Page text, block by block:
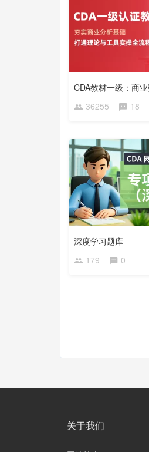
36255
18
深度学习题库
179
0
关于我们